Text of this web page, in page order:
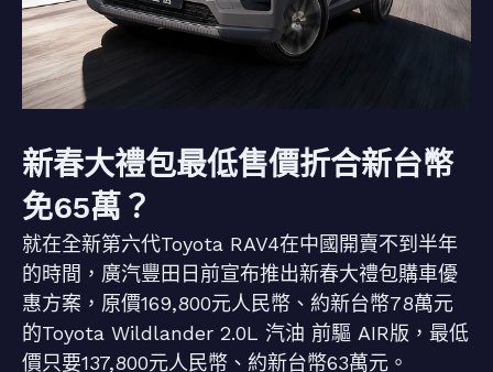
新春大禮包最低售價折合新台幣
免65萬？
就在全新第六代Toyota RAV4在中國開賣不到半年
的時間，廣汽豐田日前宣布推出新春大禮包購車優
惠方案，原價169,800元人民幣、約新台幣78萬元
的Toyota Wildlander 2.0L 汽油 前驅 AIR版，最低
價只要137,800元人民幣、約新台幣63萬元。